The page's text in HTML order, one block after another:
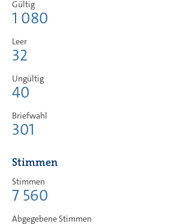
Gültig
1 080
Leer
32
Ungültig
40
Briefwahl
301
Stimmen
Stimmen
7 560
Abgegebene Stimmen